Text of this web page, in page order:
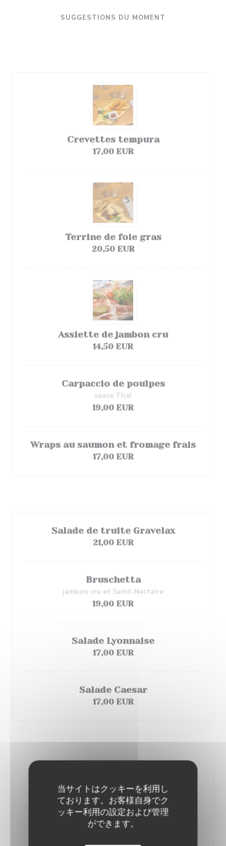
当サイトはクッキーを利用し
ております。お客様自身でク
ッキー利用の設定および管理
ができます。
SUGGESTIONS DU MOMENT
Crevettes tempura
17,00 EUR
Terrine de foie gras
20,50 EUR
Assiette de jambon cru
14,50 EUR
Carpaccio de poulpes
sauce Thaï
19,00 EUR
Wraps au saumon et fromage frais
17,00 EUR
Salade de truite Gravelax
21,00 EUR
Bruschetta
jambon cru et Saint-Nectaire
19,00 EUR
Salade Lyonnaise
17,00 EUR
Salade Caesar
17,00 EUR
24,00 EUR
Dos de saumon au pesto